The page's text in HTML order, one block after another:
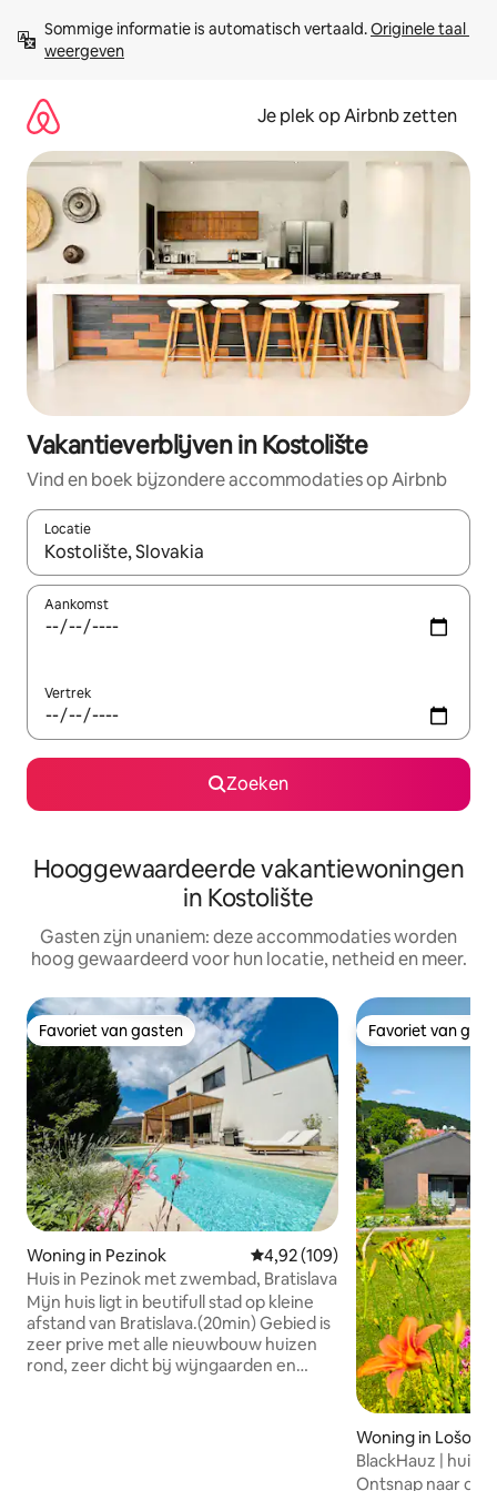
direct
naar
Sommige informatie is automatisch vertaald. Originele taal
weergeven
Je plek op Airbnb zetten
Vakantieverblijven in Kostolište
Vind en boek bijzondere accommodaties op Airbnb
Locatie
Wanneer er resultaten beschikbaar zijn, maak je een keuze
Aankomst
Vertrek
Zoeken
Hooggewaardeerde vakantiewoningen
in Kostolište
Gasten zijn unaniem: deze accommodaties worden
hoog gewaardeerd voor hun locatie, netheid en meer.
Favoriet van gasten
Favoriet van gasten
Woning in Pezinok Gemiddelde beoordeling van
4,92 (109)
Huis in Pezinok met zwembad, Bratislava
Mijn huis ligt in beutifull stad op kleine
afstand van Bratislava.(20min) Gebied is
zeer prive met alle nieuwbouw huizen
rond, zeer dicht bij wijngaarden en
Favoriet van
Favoriet van
Woning in
BlackHauz | huis
kuipbad | Kleine
Ontsnap naar de